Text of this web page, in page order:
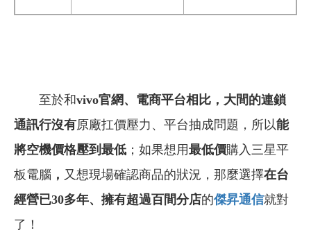
至於和vivo官網、 電商平台相比，大間的連鎖
通訊行沒有原廠扛價壓力、平台抽成問題，所以能
將空機價格壓到最低 ；如果想用最低價購入三星平
板電腦 ， 又想現場確認商品的狀況，那麼選擇在台
經營已30多年、 擁有超過百間分店的傑昇通信就對
了！